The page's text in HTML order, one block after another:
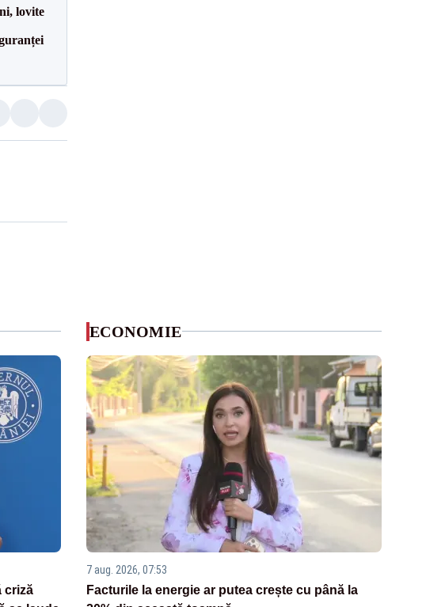
lovite
criză
ECONOMIE
7 aug. 2026, 07:53
Facturile la energie ar putea crește cu până la